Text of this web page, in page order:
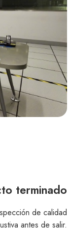
terminado
de calidad
antes de salir.